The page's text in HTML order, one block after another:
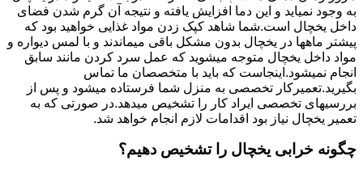
به وجود نمیاید و این دما افزایش یافته و نتیجه آن گرم شدن فضای
داخل یخچال است.شما شاهد کپک زدن مواد غذایی خواهید بود که
پیشتر ماهها در یخچال بدون مشکل باقی میماندند و با لمس دیواره و
مواد داخل یخچال متوجه میشوید که عمل سرد کردن مانند سابق
انجام نمیشود.اینجاست که باید با متخصصان ما تماس
بگیرید.تعمیرکار تخصصی به منزل شما فرستاده میشود و پس از
بررسیهای تخصصی ایراد کار را تشخیص میدهد.در صورتی که به
تعمیر یخچال نیاز بود اقدامات لازم انجام خواهد شد.
چگونه خرابی یخچال را تشخیص دهیم؟